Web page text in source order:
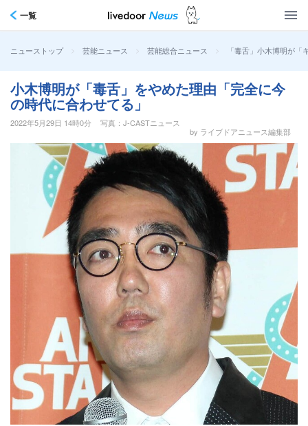
一覧
ニューストップ > 芸能ニュース > 芸能総合ニュース > 「毒舌」小木博明が
小木博明が「毒舌」をやめた理由「完全に今
の時代に合わせてる」
2022年5月29日 14時0分
写真：J-CASTニュース
by ライブドアニュース編集部